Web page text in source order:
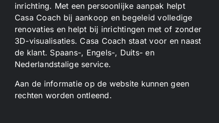
inrichting. Met een persoonlijke aanpak helpt
Casa Coach bij aankoop en begeleid volledige
renovaties en helpt bij inrichtingen met of zonder
3D-visualisaties. Casa Coach staat voor en naast
de klant. Spaans-, Engels-, Duits- en
Nederlandstalige service.
Aan de informatie op de website kunnen geen
rechten worden ontleend.